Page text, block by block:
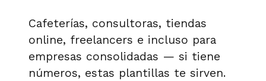
Cafeterías, consultoras, tiendas
online, freelancers e incluso para
empresas consolidadas — si tiene
números, estas plantillas te sirven.